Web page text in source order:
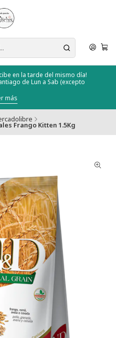
en la tarde del mismo día!
de Lun a Sab (excepto
más
Frango Kitten 1.5Kg